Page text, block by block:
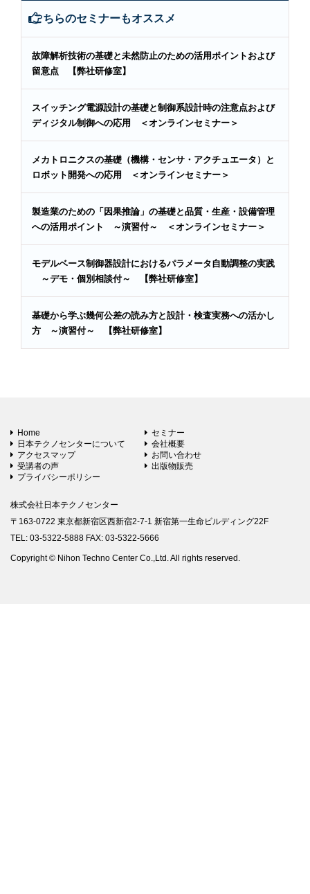
こちらのセミナーもオススメ
故障解析技術の基礎と未然防止のための活用ポイントおよび
留意点 【弊社研修室】
スイッチング電源設計の基礎と制御系設計時の注意点および
ディジタル制御への応用 ＜オンラインセミナー＞
メカトロニクスの基礎（機構・センサ・アクチュエータ）と
ロボット開発への応用 ＜オンラインセミナー＞
製造業のための「因果推論」の基礎と品質・生産・設備管理
への活用ポイント ～演習付～ ＜オンラインセミナー＞
モデルベース制御器設計におけるパラメータ自動調整の実践
～デモ・個別相談付～ 【弊社研修室】
基礎から学ぶ幾何公差の読み方と設計・検査実務への活かし
方 ～演習付～ 【弊社研修室】
Home
セミナー
日本テクノセンターについて
会社概要
アクセスマップ
お問い合わせ
受講者の声
出版物販売
プライバシーポリシー
株式会社日本テクノセンター
〒163-0722 東京都新宿区西新宿2-7-1 新宿第一生命ビルディング22F
TEL: 03-5322-5888 FAX: 03-5322-5666
Copyright © Nihon Techno Center Co.,Ltd. All rights reserved.